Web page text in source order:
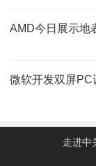
AMD今日展示地
微软开发双屏PC
走进中